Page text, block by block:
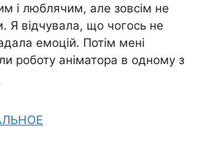
і люблячим, але зовсім не
Я відчувала, що чогось не
емоцій. Потім мені
роботу аніматора в одному з